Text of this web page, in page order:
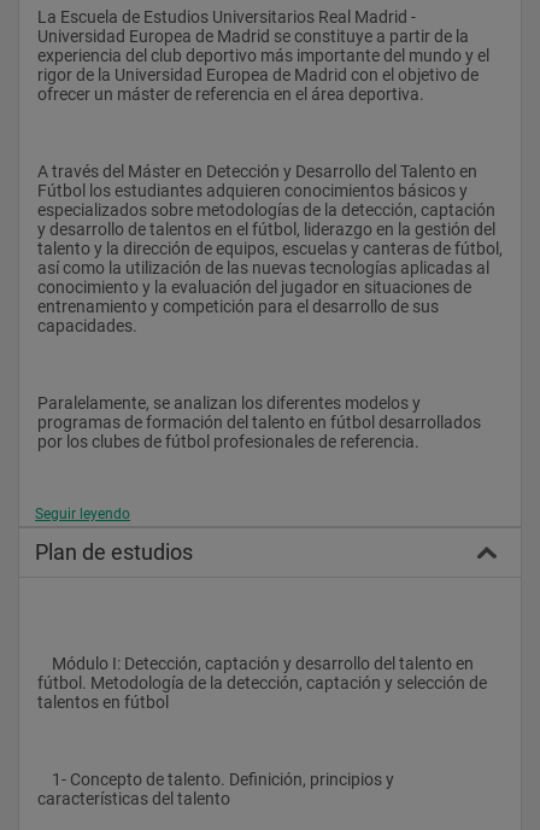
La Escuela de Estudios Universitarios Real Madrid -
Universidad Europea de Madrid se constituye a partir de la
experiencia del club deportivo más importante del mundo y el
rigor de la Universidad Europea de Madrid con el objetivo de
ofrecer un máster de referencia en el área deportiva.
A través del Máster en Detección y Desarrollo del Talento en
Fútbol los estudiantes adquieren conocimientos básicos y
especializados sobre metodologías de la detección, captación
y desarrollo de talentos en el fútbol, liderazgo en la gestión del
talento y la dirección de equipos, escuelas y canteras de fútbol,
así como la utilización de las nuevas tecnologías aplicadas al
conocimiento y la evaluación del jugador en situaciones de
entrenamiento y competición para el desarrollo de sus
capacidades.
Paralelamente, se analizan los diferentes modelos y
programas de formación del talento en fútbol desarrollados
por los clubes de fútbol profesionales de referencia.
Dirigido a
postgrado. Especialmente indicado para graduados y/o
licenciados en Ciencias de la Actividad Física y del Deporte;
entrenadores, técnicos y preparadores físicos de fútbol;
directores y coordinadores de escuelas de fútbol, canteras y
Seguir leyendo
Plan de estudios
fútbol. Metodología de la detección, captación y selección de
talentos en fútbol
características del talento